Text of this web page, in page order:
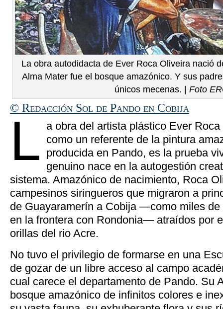
La obra autodidacta de Ever Roca Oliveira nació
Alma Mater fue el bosque amazónico. Y sus
únicos mecenas. | Foto
© Redacción Sol de Pando en Cobija
L a obra del artista plástico Ever
como un referente de la pintura
producida en Pando, es la prueba
genuino nace en la autogestión
sistema. Amazónico de nacimiento, Roca
campesinos siringueros que migraron a
de Guayaramerín a Cobija —como miles de
en la frontera con Rondonia— atraídos por
orillas del rio Acre.
No tuvo el privilegio de formarse en una
de gozar de un libre acceso al campo
cual carece el departamento de Pando. Su
bosque amazónico de infinitos colores e